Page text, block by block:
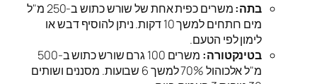
בתה:
משרים כפית אחת של שורש כתוש ב-250 מ"ל
מים רותחים למשך 10 דקות. ניתן להוסיף דבש או
לימון לפי הטעם.
בטינקטורה:
משרים 100 גרם שורש כתוש ב-500
מ"ל אלכוהול 70% למשך 6 שבועות. מסננים ושותים